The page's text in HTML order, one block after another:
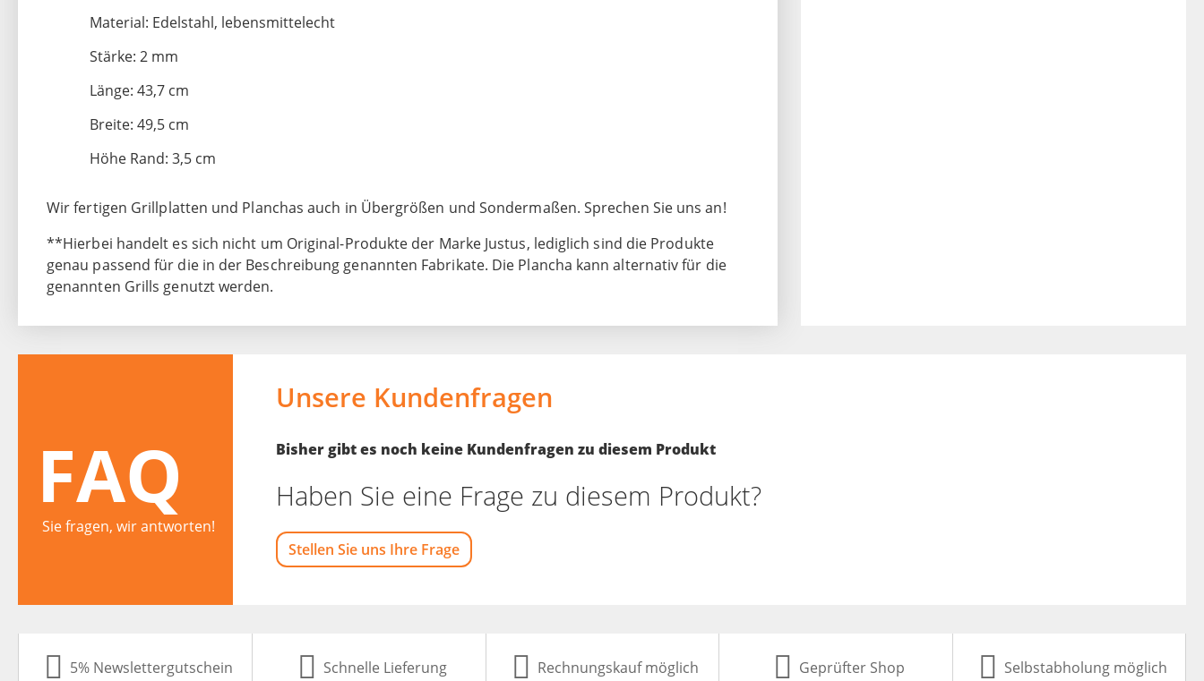
Material: Edelstahl, lebensmittelecht
Stärke: 2 mm
Länge: 43,7 cm
Breite: 49,5 cm
Höhe Rand: 3,5 cm
Wir fertigen Grillplatten und Planchas auch in Übergrößen und Sondermaßen. Sprechen Sie uns an!
**Hierbei handelt es sich nicht um Original-Produkte der Marke Justus, lediglich sind die Produkte
genau passend für die in der Beschreibung genannten Fabrikate. Die Plancha kann alternativ für die
genannten Grills genutzt werden.
FAQ
Sie fragen, wir antworten!
Unsere Kundenfragen
Bisher gibt es noch keine Kundenfragen zu diesem Produkt
Haben Sie eine Frage zu diesem Produkt?
Stellen Sie uns Ihre Frage
5% Newslettergutschein Schnelle Lieferung Rechnungskauf möglich Geprüfter Shop Selbstabholung möglich